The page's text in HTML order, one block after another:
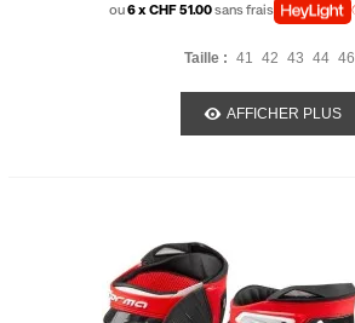
ou6 x CHF 51.00sans frais
Taille : 41 42 43 44 46
AFFICHER PLUS